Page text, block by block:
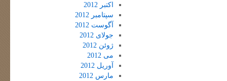
اکتبر 2012
سپتامبر 2012
آگوست 2012
جولای 2012
ژوئن 2012
می 2012
آوریل 2012
مارس 2012